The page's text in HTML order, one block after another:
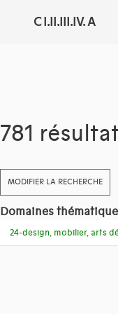
C I.II.III.IV. A
781
MODIFIER LA RECHERCHE
Domaines
24-design, mobilier, arts